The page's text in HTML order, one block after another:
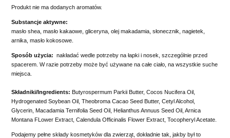
Produkt nie ma dodanych aromatów.
Substancje aktywne:
masło shea, masło kakaowe, gliceryna, olej makadamia, słonecznik, nagietek,
arnika, masło kokosowe.
Sposób użycia: nakładać wedle potrzeby na łapki i nosek, szczególnie przed
spacerem. W razie potrzeby może być używane na całe ciało, na wszystkie suche
miejsca.
Składniki/Ingredients: Butyrospermum Parkii Butter, Cocos Nucifera Oil,
Hydrogenated Soybean Oil, Theobroma Cacao Seed Butter, Cetyl Alcohol,
Glycerin, Macadamia Ternifolia Seed Oil, Helianthus Annuus Seed Oil, Arnica
Montana FLower Extract, Calendula Officinalis Flower Extract, Tocopheryl Acetate.
Podajemy pełne składy kosmetyków dla zwierząt, dokładnie tak, jakby był to